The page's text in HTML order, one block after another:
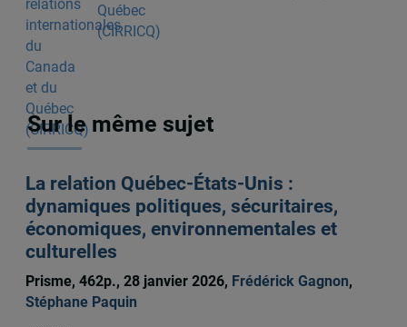
Québec
(CIRRICQ)
Sur le même sujet
La relation Québec-États-Unis :
dynamiques politiques, sécuritaires,
économiques, environnementales et
culturelles
Prisme, 462p., 28 janvier 2026, Frédérick Gagnon,
Stéphane Paquin